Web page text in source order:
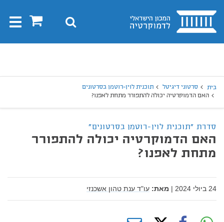
בית 0 חיפוש
בית סרטוני דיגיטל
תוכנית לוין-רוטמן בסרטונים
האם הדמוקרטיה יכולה להתפורר מתחת לאפנו?
סדרת "תוכנית לוין-רוטמן בסרטונים"
האם הדמוקרטיה יכולה להתפורר
מתחת לאפנו?
24 ביולי 2024 | מאת: עו"ד ענת טהון אשכנזי